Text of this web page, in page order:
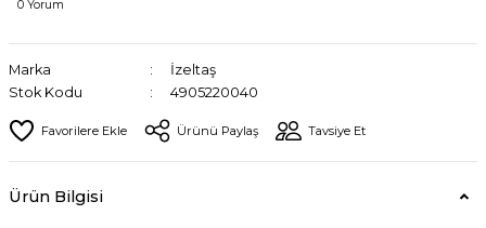
0 Yorum
Marka
İzeltaş
Stok Kodu
4905220040
Ürünü Paylaş Tavsiye Et
Ürün Bilgisi